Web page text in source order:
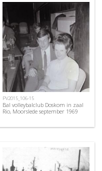
PV2015_106-15
Bal volleybalclub Doskom in zaal
Rio, Moorslede september 1969